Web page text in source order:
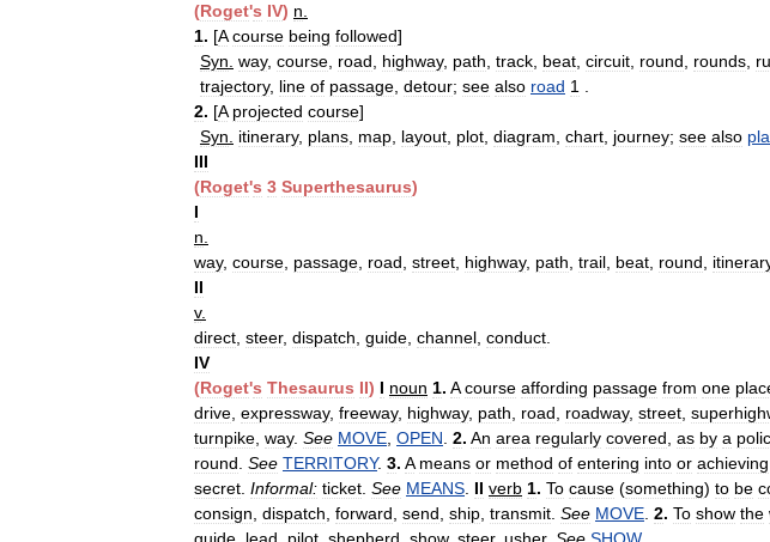
(Roget's IV) n
1. [A course being followed]
Syn way, course road highway, path track beat circuit round rounds
trajectory, line of passage detour; see also road 1
2. [A projected course]
Syn
itinerary, plans map layout plot diagram chart journey; see also
III
(Roget's 3 Superthesaurus)
I
n
way, course passage road street highway, path trail beat round
II
v.
direct steer, dispatch guide channel conduct
IV
(Roget's Thesaurus II) I noun 1. A course affording passage from one
drive expressway, freeway, highway, path road roadway, street
turnpike way. See MOVE OPEN 2. An area regularly covered as by a
round See TERRITORY. 3. A means or method of entering into or achieving
secret Informal: ticket See MEANS II verb 1. To cause (something) to be
consign dispatch forward send ship transmit See MOVE 2. To show the